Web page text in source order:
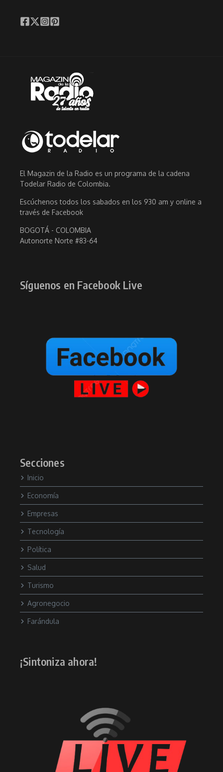
El Magazin de la Radio es un programa de la cadena
Todelar Radio de Colombia.
Escúchenos todos los sabados en los 930 am y online a
través de Facebook
BOGOTÁ - COLOMBIA
Autonorte Norte #83-64
Síguenos en Facebook Live
Secciones
Inicio
Economía
Empresas
Tecnología
Política
Salud
Turismo
Agronegocio
Farándula
¡Sintoniza ahora!